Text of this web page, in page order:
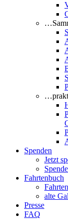
Spenden
Jetzt
Fahrtenbuch
alte
Presse
FAQ